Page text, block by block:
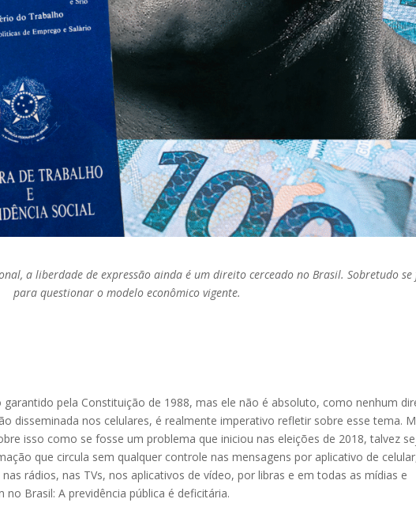
a liberdade de expressão ainda é um direito cerceado no Brasil. Sobretudo se
para questionar o modelo econômico vigente.
pela Constituição de 1988, mas ele não é absoluto, como nenhum
disseminada nos celulares, é realmente imperativo refletir sobre esse tema.
isso como se fosse um problema que iniciou nas eleições de 2018, talvez
que circula sem qualquer controle nas mensagens por aplicativo de
rádios, nas TVs, nos aplicativos de vídeo, por libras e em todas as mídias e
Brasil: A previdência pública é deficitária.